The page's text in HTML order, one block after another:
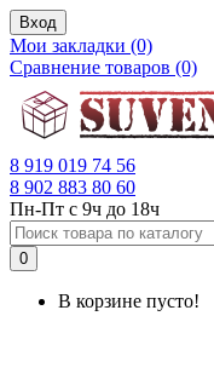
Вход
Мои закладки (0)
Сравнение товаров (0)
8 919 019 74 56
8 902 883 80 60
Пн-Пт с 9ч до 18ч
0
В корзине пусто!